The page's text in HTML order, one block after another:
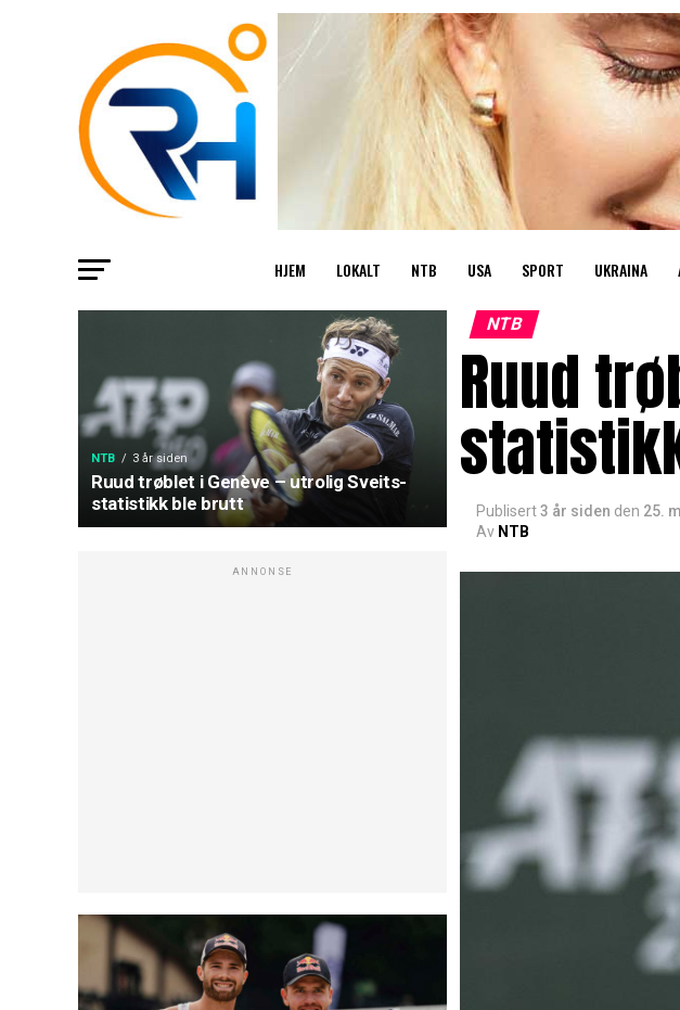
HJEM LOKALT NTB USA SPORT UKRAINA
NTB 3 år siden
Ruud trøblet i Genève – utrolig Sveits-
statistikk ble brutt
ANNONSE
NTB
Ruud
Publisert3 år siden den 25.
Av NTB